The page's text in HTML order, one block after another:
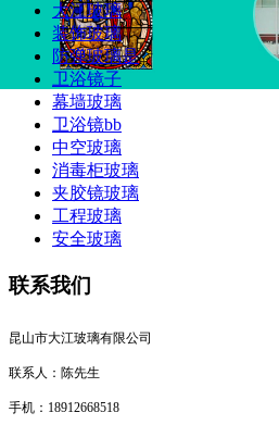
大江玻璃
装饰玻璃
防弹玻璃是
卫浴镜子
幕墙玻璃
卫浴镜bb
中空玻璃
消毒柜玻璃
夹胶镜玻璃
工程玻璃
安全玻璃
联系我们
昆山市大江玻璃有限公司
联系人：陈先生
手机：18912668518